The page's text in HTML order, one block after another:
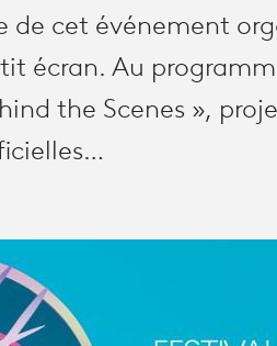
cet événement
écran. Au
the Scenes »,